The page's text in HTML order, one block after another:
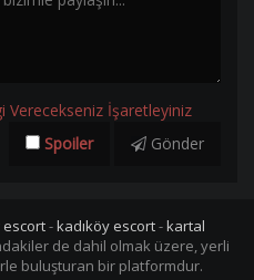
Verecekseniz İşaretleyiniz
Spoiler
Gönder
escort-kadıköy escort-kartal
de dahil olmak üzere, yerli
buluşturan bir platformdur.